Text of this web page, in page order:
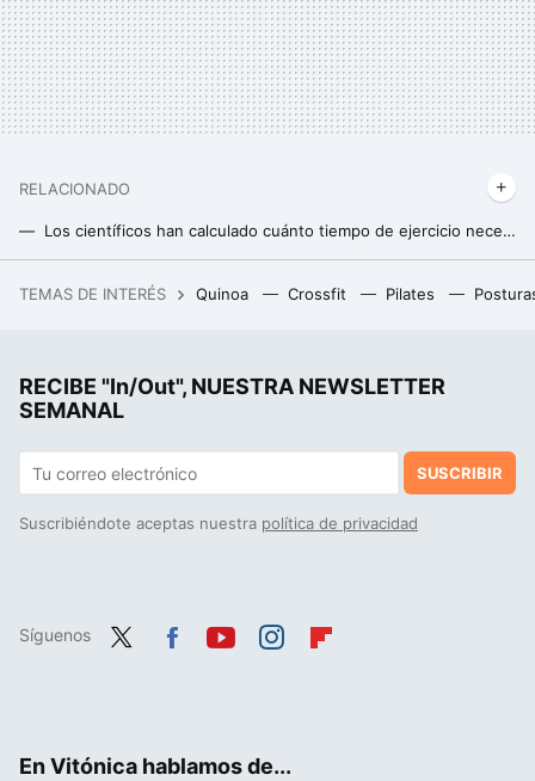
RELACIONADO
Los científicos han calculado cuánto tiempo de ejercicio necesitamos hacer para compensar todo un día sentados: no son ni 10 ni 20 minutos
TEMAS DE INTERÉS Quinoa Crossfit Pilates
RECIBE "In/Out", NUESTRA NEWSLETTER
SEMANAL
SUSCRIBIR
Suscribiéndote aceptas nuestra política de privacidad
Síguenos
En Vitónica hablamos de...